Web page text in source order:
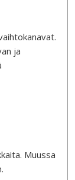
ja
Muussa